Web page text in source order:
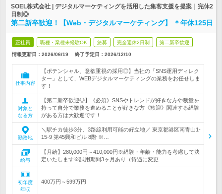
SOEL株式会社 | デジタルマーケティングを活用した集客支援を提案｜完休2
日制◎
第二新卒歓迎！【Web・デジタルマーケティング】 ＊年休125日
正社員 職種・業種未経験OK 急募 完全週休2日制 第二新卒歓迎
情報更新日：2026/06/19 終了予定日： 2026/12/10
仕事内容
【ポテンシャル、意欲重視の採用◎】当社の「SNS運用ディレク
ター」として、WEBデジタルマーケティングの業務をお任せしま
す！
対象と
なる方
【第二新卒歓迎◎】《必須》SNSやトレンドが好きな方や裁量を
持って自分で業務を進めることが好きな方《歓迎》関連する経験
がある方は大歓迎です！
勤務地
＼駅チカ徒歩3分、3路線利用可能の好立地／ 東京都港区南青山1-
15-9 第45興和ビル 8階 ※…
給与
【月給】280,000円～410,000円※経験・年齢・能力を考慮して決
定いたします※試用期間3ヶ月あり（待遇に変更…
初年度
年収
400万円～599万円